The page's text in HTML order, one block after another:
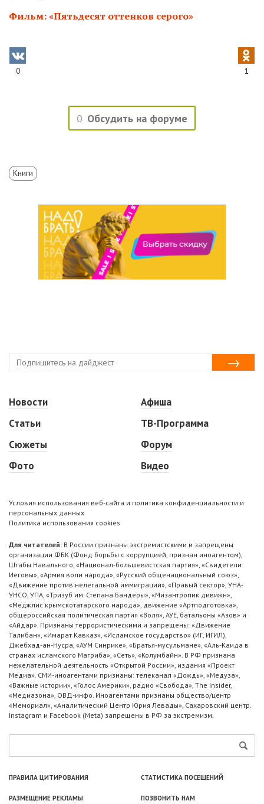
Фильм: «Пятьдесят оттенков серого»
0 1
0 Обсудить на форуме
Книги
Новости
Статьи
Сюжеты
Фото
Афиша
ТВ-Программа
Форум
Видео
Условия использования веб-сайта и политика конфиденциальности и
персональных данных
Политика использования cookies
Для читателей: В России признаны экстремистскими и запрещены
организации ФБК (Фонд борьбы с коррупцией, признан иноагентом),
Штабы Навального, «Национал-большевистская партия», «Свидетели
Иеговы», «Армия воли народа», «Русский общенациональный союз»,
«Движение против нелегальной иммиграции», «Правый сектор», УНА-
УНСО, УПА, «Тризуб им. Степана Бандеры», «Мизантропик дивижн»,
«Меджлис крымскотатарского народа», движение «Артподготовка»,
общероссийская политическая партия «Воля», АУЕ, батальоны «Азов» и
«Айдар». Признаны террористическими и запрещены: «Движение
Талибан», «Имарат Кавказ», «Исламское государство» (ИГ, ИГИЛ),
Джебхад-ан-Нусра, «АУМ Синрике», «Братья-мусульмане», «Аль-Каида в
странах исламского Магриба», «Сеть», «Колумбайн». В РФ признана
нежелательной деятельность «Открытой России», издания «Проект
Медиа». СМИ-иноагентами признаны: телеканал «Дождь», «Медуза»,
«Важные истории», «Голос Америки», радио «Свобода», The Insider,
«Медиазона», ОВД-инфо. Иноагентами признаны общество/центр
«Мемориал», «Аналитический Центр Юрия Левады», Сахаровский центр.
Instagram и Facebook (Metа) запрещены в РФ за экстремизм.
ПРАВИЛА ЦИТИРОВАНИЯ СТАТИСТИКА ПОСЕЩЕНИЙ
РАЗМЕЩЕНИЕ РЕКЛАМЫ ПОЗВОНИТЬ НАМ